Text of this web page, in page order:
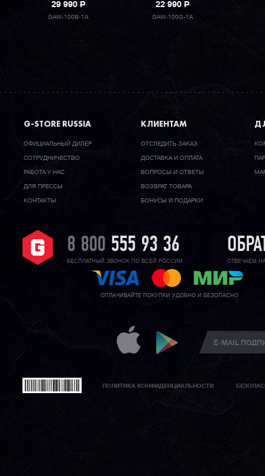
29 990P
GAW-100B-1A
22 990P
GAW-100G-1A
G-STORE RUSSIA
ОФИЦИАЛЬНЫЙ ДИЛЕР
CОТРУДНИЧЕСТВО
РАБОТА У НАС
ДЛЯ ПРЕССЫ
КОНТАКТЫ
КЛИЕНТАМ
ОТСЛЕДИТЬ ЗАКАЗ
ДОСТАВКА И ОПЛАТА
ВОПРОСЫ И ОТВЕТЫ
ВОЗВРАТ ТОВАРА
БОНУСЫ И ПОДАРКИ
8 800 555 93 36
БЕСПЛАТНЫЙ ЗВОНОК ПО ВСЕЙ РОССИИ ОТВЕЧАЕМ
ОПЛАЧИВАЙТЕ ПОКУПКИ УДОБНО И БЕЗОПАСНО
ПОЛИТИКА КОНФИДЕНЦИАЛЬНОСТИ